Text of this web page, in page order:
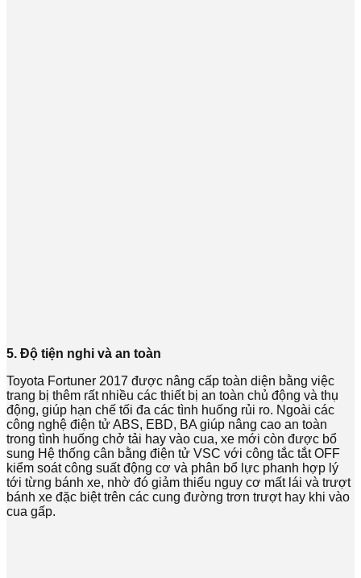
5. Độ tiện nghi và an toàn
Toyota Fortuner 2017 được nâng cấp toàn diện bằng việc
trang bị thêm rất nhiều các thiết bị an toàn chủ động và thụ
động, giúp hạn chế tối đa các tình huống rủi ro. Ngoài các
công nghệ điện tử ABS, EBD, BA giúp nâng cao an toàn
trong tình huống chở tải hay vào cua, xe mới còn được bổ
sung Hệ thống cân bằng điện tử VSC với công tắc tắt OFF
kiểm soát công suất động cơ và phân bổ lực phanh hợp lý
tới từng bánh xe, nhờ đó giảm thiểu nguy cơ mất lái và trượt
bánh xe đặc biệt trên các cung đường trơn trượt hay khi vào
cua gấp.